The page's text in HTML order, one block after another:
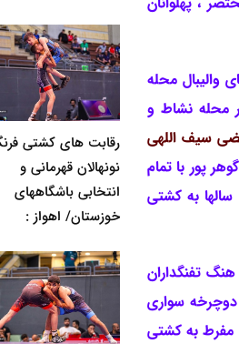
والیبال محله
محله نشاط و
سیف اللهی
پور با تمام
سالها به کشتی
تفنگداران
دوچرخه سواری
مفرط به کشتی
رقابت های کشتی
نونهالان قهرمانی و
انتخابی باشگاههای
خوزستان/ اهواز :